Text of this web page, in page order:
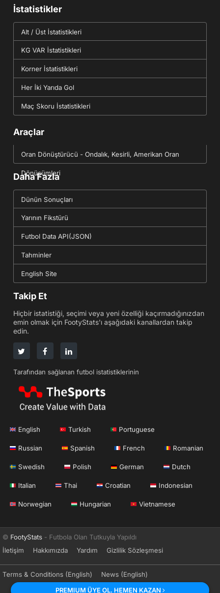
İstatistikler
Alt / Üst İstatistikleri
KG VAR İstatistikleri
Korner İstatistikleri
Her İki Yarıda Gol
Maç Skoru İstatistikleri
Araçlar
Oran Dönüştürücü - Ondalık, Kesirli, Amerikan Oran
Dönüşümleri
Daha Fazla
Dünün Sonuçları
Yarının Fikstürü
Futbol Data API(JSON)
Tahminler
English Site
Takip Et
Hiçbir istatistiği, seçimi veya yeni özelliği kaçırmadığınızdan
emin olmak için FootyStats'ı aşağıdaki kanallardan takip
edin.
Tarafından sağlanan futbol istatistiklerinin
English Turkish Portuguese
Russian Spanish French Romanian
Swedish Polish German Dutch
Italian Thai Croatian Indonesian
Norwegian Hungarian Vietnamese
© FootyStats - Futbola Olan Tutkuyla Yapıldı
İletişim
Hakkımızda Yardım Gizlilik Sözleşmesi
Terms & Conditions (English)
News (English)
PREMIUM ÜYE OL. HEMEN KAZAN